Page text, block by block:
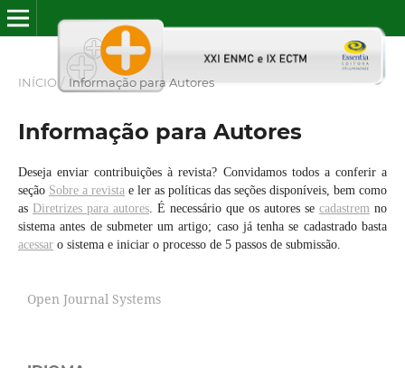
INÍCIO / Informação para Autores
Informação para Autores
Deseja enviar contribuições à revista? Convidamos todos a conferir a
seção Sobre a revista e ler as políticas das seções disponíveis, bem como
as Diretrizes para autores . É necessário que os autores secadastrem no
sistema antes de submeter um artigo; caso já tenha se cadastrado basta
acessaro sistema e iniciar o processo de 5 passos de submissão.
Open Journal Systems